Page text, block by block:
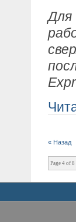
Для
« Назад
Page 4 of 8